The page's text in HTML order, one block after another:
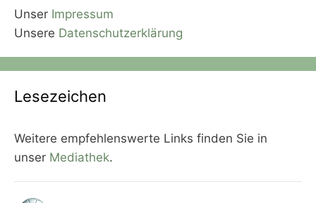
Unser Impressum
Unsere Datenschutzerklärung
Lesezeichen
Weitere empfehlenswerte Links finden Sie in
unser Mediathek.